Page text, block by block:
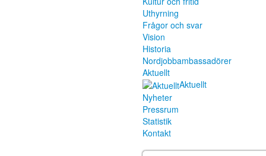
Uthyrning
Frågor och svar
Vision
Historia
Nordjobbambassadörer
Aktuellt
Aktuellt
Nyheter
Pressrum
Statistik
Kontakt